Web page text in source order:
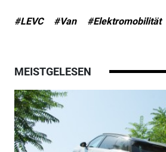
#LEVC #Van #Elektromobilität
MEISTGELESEN